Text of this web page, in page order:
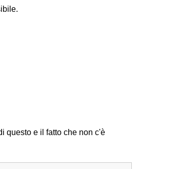
questo e il fatto che non c'è